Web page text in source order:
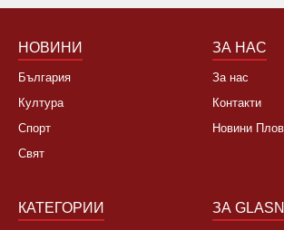
НОВИНИ
България
Култура
Спорт
Свят
ЗА НАС
За нас
Контакти
Новини
КАТЕГОРИИ ЗА